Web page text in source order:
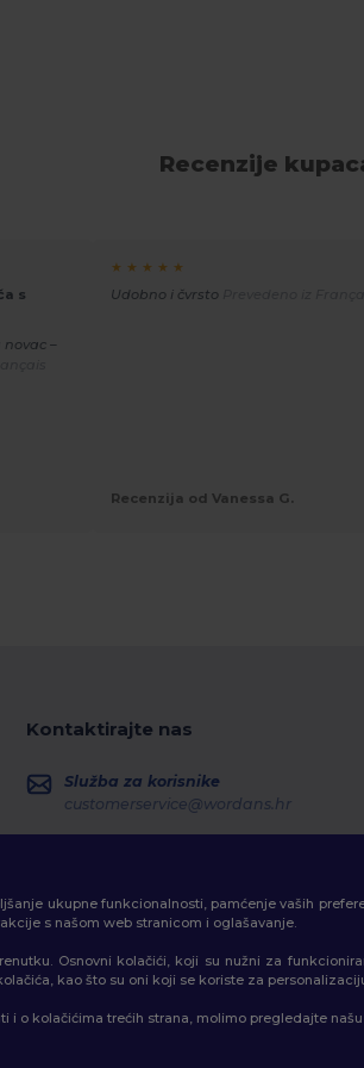
Recenzije
s
–
★ ★ ★ ★ ★
Udobno i čvrsto
Recenzija od Vanessa G.
Kontaktirajte nas
Služba za korisnike
customerservice@wordans.hr
Praćenje narudžbe
ukupne funkcionalnosti, pamćenje vaših
s našom web stranicom i oglašavanje.
Osnovni kolačići, koji su nužni za
kao što su oni koji se koriste za
i o kolačićima trećih strana, molimo pregledajte našu